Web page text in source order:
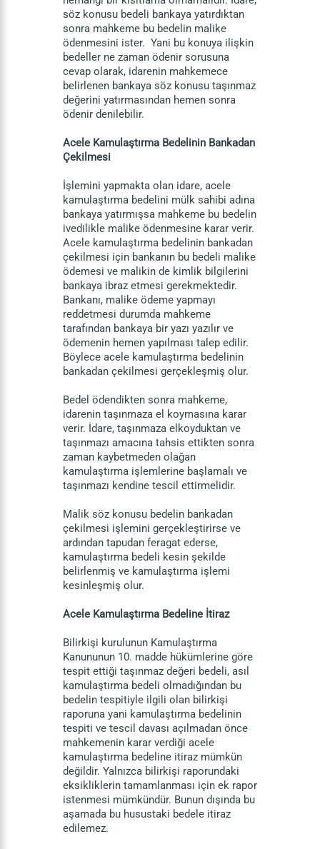
söz konusu bedeli bankaya yatırdıktan
sonra mahkeme bu bedelin malike
ödenmesini ister. Yani bu konuya ilişkin
bedeller ne zaman ödenir sorusuna
cevap olarak, idarenin mahkemece
belirlenen bankaya söz konusu taşınmaz
değerini yatırmasından hemen sonra
ödenir denilebilir.
Acele Kamulaştırma Bedelinin Bankadan
Çekilmesi
İşlemini yapmakta olan idare, acele
kamulaştırma bedelini mülk sahibi adına
bankaya yatırmışsa mahkeme bu bedelin
ivedilikle malike ödenmesine karar verir.
Acele kamulaştırma bedelinin bankadan
çekilmesi için bankanın bu bedeli malike
ödemesi ve malikin de kimlik bilgilerini
bankaya ibraz etmesi gerekmektedir.
Bankanı, malike ödeme yapmayı
reddetmesi durumda mahkeme
tarafından bankaya bir yazı yazılır ve
ödemenin hemen yapılması talep edilir.
Böylece acele kamulaştırma bedelinin
bankadan çekilmesi gerçekleşmiş olur.
Bedel ödendikten sonra mahkeme,
idarenin taşınmaza el koymasına karar
verir. İdare, taşınmaza elkoyduktan ve
taşınmazı amacına tahsis ettikten sonra
zaman kaybetmeden olağan
kamulaştırma işlemlerine başlamalı ve
taşınmazı kendine tescil ettirmelidir.
Malik söz konusu bedelin bankadan
çekilmesi işlemini gerçekleştirirse ve
ardından tapudan feragat ederse,
kamulaştırma bedeli kesin şekilde
belirlenmiş ve kamulaştırma işlemi
kesinleşmiş olur.
Acele Kamulaştırma Bedeline İtiraz
Bilirkişi kurulunun Kamulaştırma
Kanununun 10. madde hükümlerine göre
tespit ettiği taşınmaz değeri bedeli, asıl
kamulaştırma bedeli olmadığından bu
bedelin tespitiyle ilgili olan bilirkişi
raporuna yani kamulaştırma bedelinin
tespiti ve tescil davası açılmadan önce
mahkemenin karar verdiği acele
kamulaştırma bedeline itiraz mümkün
değildir. Yalnızca bilirkişi raporundaki
eksikliklerin tamamlanması için ek rapor
istenmesi mümkündür. Bunun dışında bu
aşamada bu husustaki bedele itiraz
edilemez.